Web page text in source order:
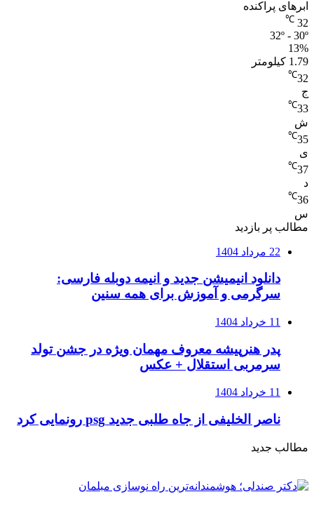
ابرهای پراکنده
32
℃
32º - 30º
13%
1.79 کیلومتر
32
℃
ج
33
℃
ش
35
℃
ی
37
℃
د
36
℃
س
مطالب پر بازدید
22 مرداد 1404
دانلود انیمیشن جدید و انیمه دوبله فارسی:
سرگرمی و آموزش برای همه سنین
11 خرداد 1404
پدر هنرپیشه معروف مهمان ویژه در جشن تولد
سرمربی استقلال + عکس
11 خرداد 1404
ناصر الخلیفی از جاه طلبی جدید psg رونمایی کرد
مطالب جدید